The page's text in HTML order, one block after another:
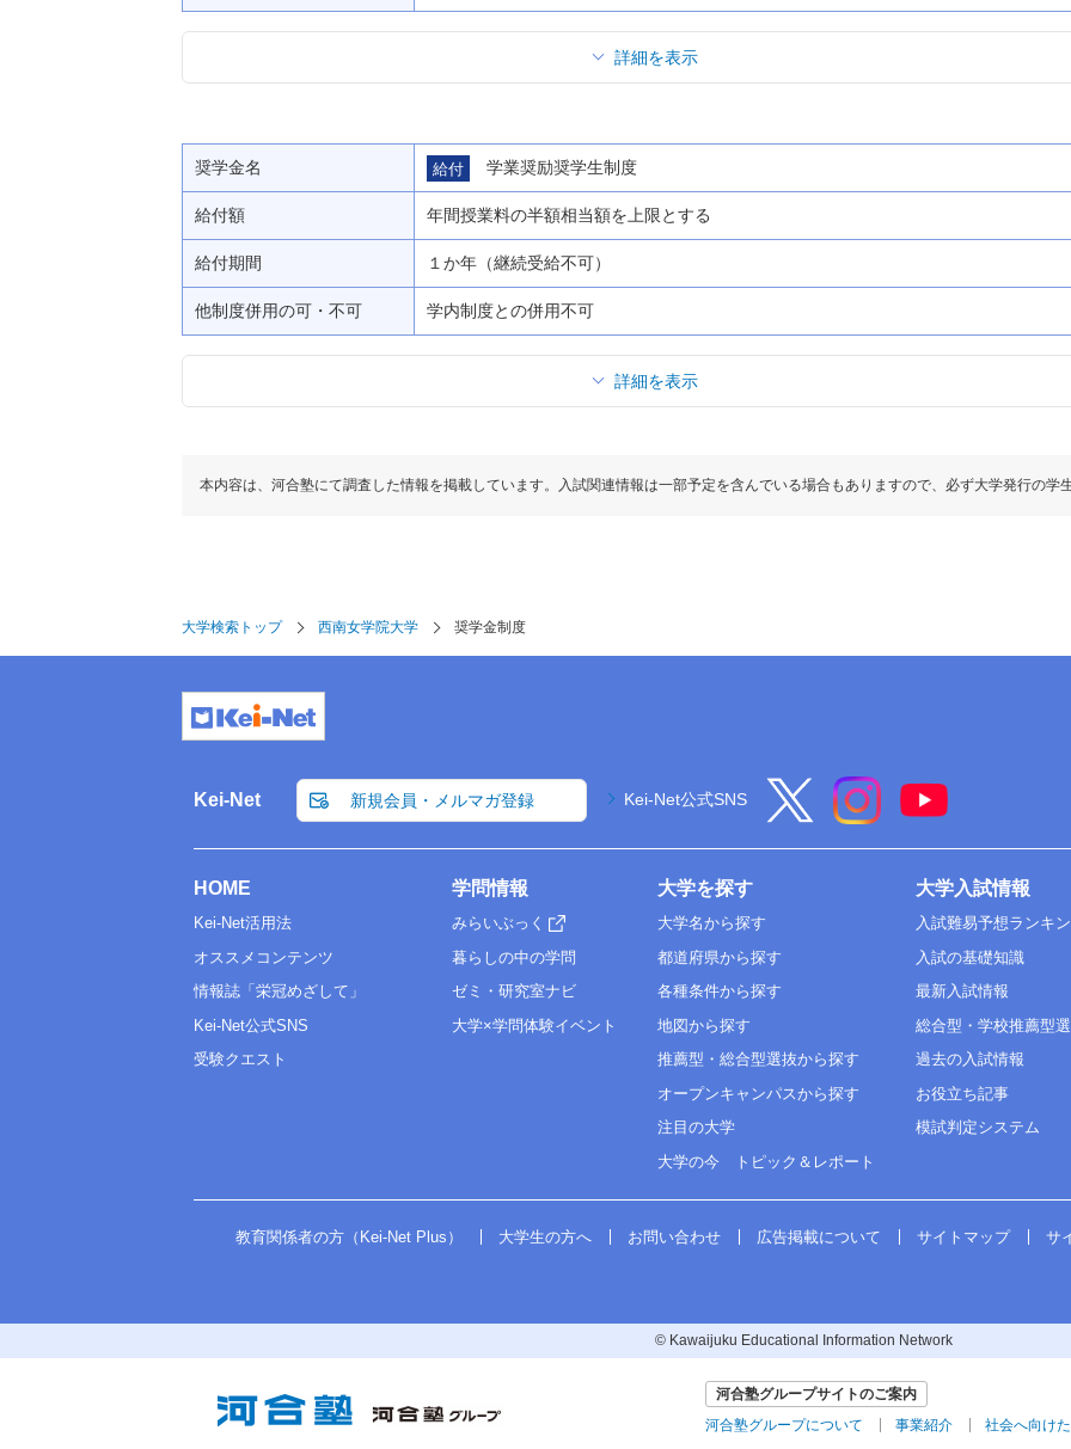
詳細を表示
奨学金名 給付 学業奨励奨学生制度
給付額 年間授業料の半額相当額を上限とする
給付期間 １か年（継続受給不可）
他制度併用の可・不可 学内制度との併用不可
詳細を表示
本内容は、河合塾にて調査した情報を掲載しています。入試関連情報は一部予定を含んでいる場合もありますので、必ず大学発行の学
大学検索トップ 西南女学院大学 奨学金制度
Kei-Net 新規会員・メルマガ登録 Kei-Net公式SNS
HOME
Kei-Net活用法
オススメコンテンツ
情報誌「栄冠めざして」
Kei-Net公式SNS
受験クエスト
学問情報
みらいぶっく
暮らしの中の学問
ゼミ・研究室ナビ
大学×学問体験イベント
大学を探す
大学名から探す
都道府県から探す
各種条件から探す
地図から探す
推薦型・総合型選抜から探す
オープンキャンパスから探す
注目の大学
大学の今 トピック＆レポート
大学入試情報
入試難易予想ランキ
入試の基礎知識
最新入試情報
総合型・学校推薦型
過去の入試情報
お役立ち記事
模試判定システム
教育関係者の方（Kei-Net Plus） 大学生の方へ お問い合わせ 広告掲載について サイトマップ サ
© Kawaijuku Educational Information Network
河合塾グループサイトのご案内
河合塾グループについて
事業紹介 社会へ向け